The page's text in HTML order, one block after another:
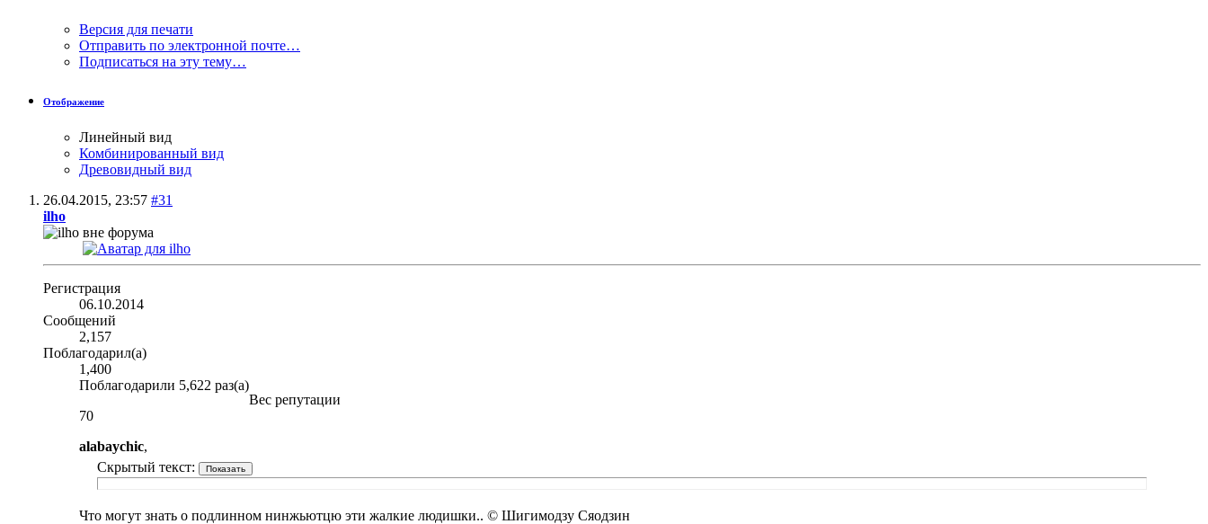
Версия для печати
Отправить по электронной почте…
Подписаться на эту тему…
Отображение
Линейный вид
Комбинированный вид
Древовидный вид
26.04.2015, 23:57 #31
ilho
Регистрация
06.10.2014
Сообщений
2,157
Поблагодарил(а)
1,400
Поблагодарили 5,622 раз(а)
Вес репутации
70
alabaychic,
Скрытый текст:
Что могут знать о подлинном нинжьютцю эти жалкие людишки.. © Шигимодзу Сяодзин